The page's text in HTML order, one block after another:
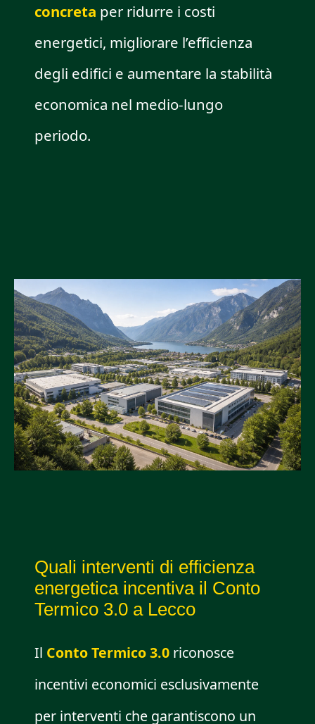
concreta per ridurre i costi
energetici, migliorare l’efficienza
degli edifici e aumentare la stabilità
economica nel medio-lungo
periodo.
Quali interventi di efficienza
energetica incentiva il Conto
Termico 3.0 a Lecco
Il Conto Termico 3.0riconosce
incentivi economici esclusivamente
per interventi che garantiscono un